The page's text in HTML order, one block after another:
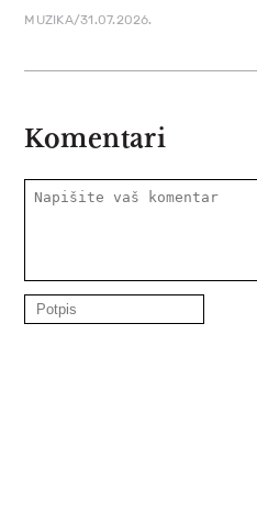
MUZIKA/31.07.2026.
Komentari